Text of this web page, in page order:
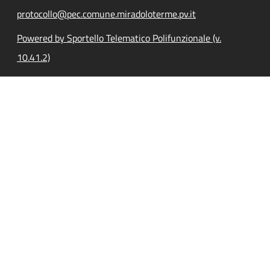
protocollo@pec.comune.miradoloterme.pv.it
Powered by Sportello Telematico Polifunzionale (v.
10.41.2)